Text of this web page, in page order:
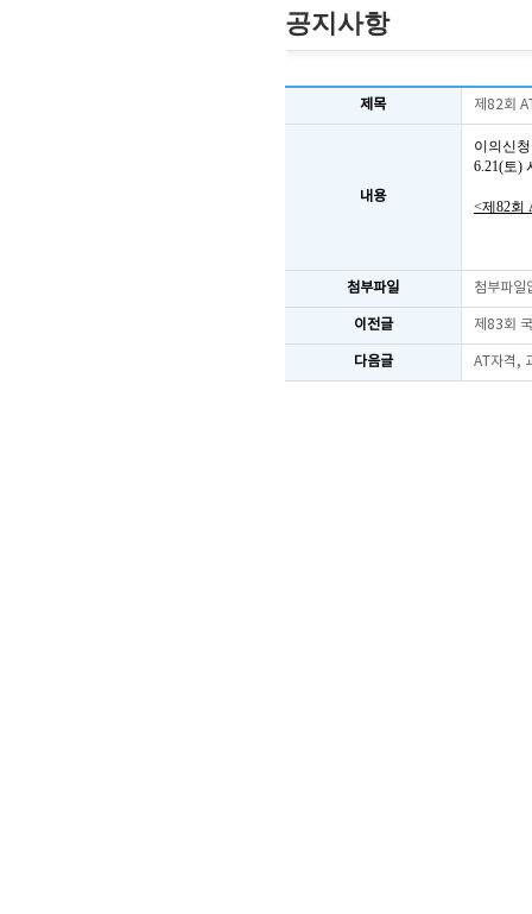
공지사항
제목 제82회
내용
이의신
6.21(토)
<제82회
첨부파일 첨부파일
이전글 제83회
다음글 AT자격,